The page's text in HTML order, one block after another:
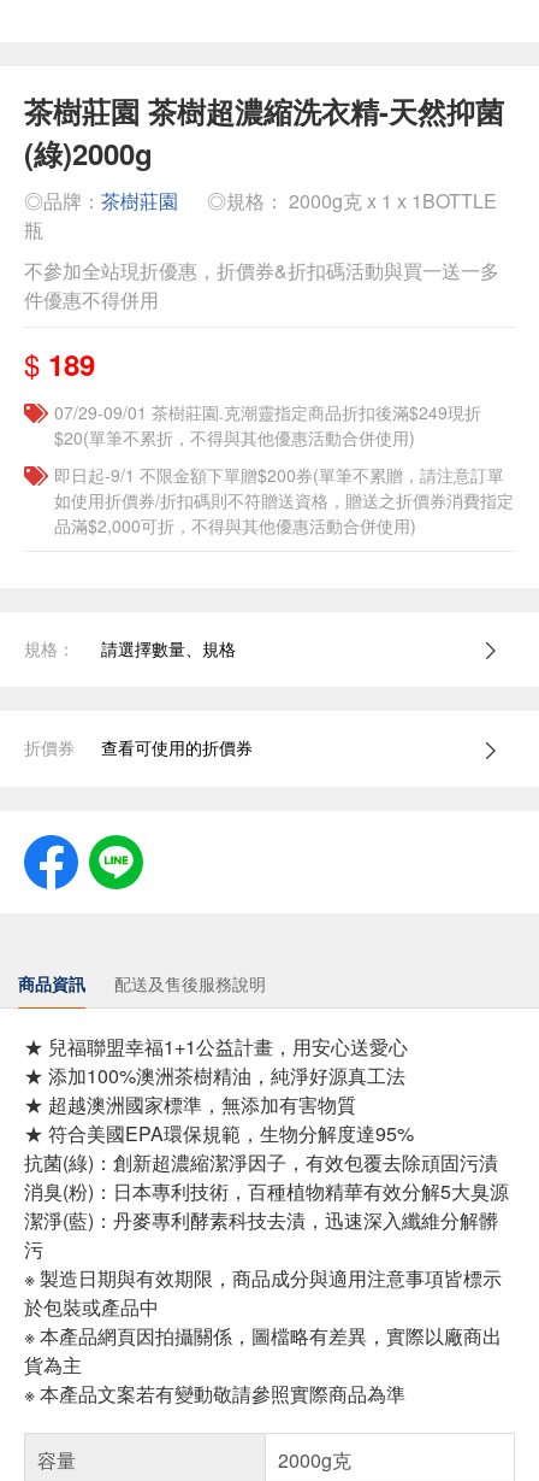
茶樹莊園 茶樹超濃縮洗衣精-天然抑菌
(綠)2000g
◎品牌： 茶樹莊園
◎規格： 2000g克 x 1 x 1BOTTLE
瓶
不參加全站現折優惠，折價券&折扣碼活動與買一送一多
件優惠不得併用
$ 189
07/29-09/01 茶樹莊園.克潮靈指定商品折扣後滿$249現折
$20(單筆不累折，不得與其他優惠活動合併使用)
即日起-9/1 不限金額下單贈$200券(單筆不累贈，請注意訂單
如使用折價券/折扣碼則不符贈送資格，贈送之折價券消費指定
品滿$2,000可折，不得與其他優惠活動合併使用)
規格： 請選擇數量、規格
折價券 查看可使用的折價券
商品資訊 配送及售後服務說明
★ 兒福聯盟幸福1+1公益計畫，用安心送愛心
★ 添加100%澳洲茶樹精油，純淨好源真工法
★ 超越澳洲國家標準，無添加有害物質
★ 符合美國EPA環保規範，生物分解度達95%
抗菌(綠)：創新超濃縮潔淨因子，有效包覆去除頑固污漬
消臭(粉)：日本專利技術，百種植物精華有效分解5大臭源
潔淨(藍)：丹麥專利酵素科技去漬，迅速深入纖維分解髒
污
※ 製造日期與有效期限，商品成分與適用注意事項皆標示
於包裝或產品中
※ 本產品網頁因拍攝關係，圖檔略有差異，實際以廠商出
貨為主
※ 本產品文案若有變動敬請參照實際商品為準
容量
2000g克